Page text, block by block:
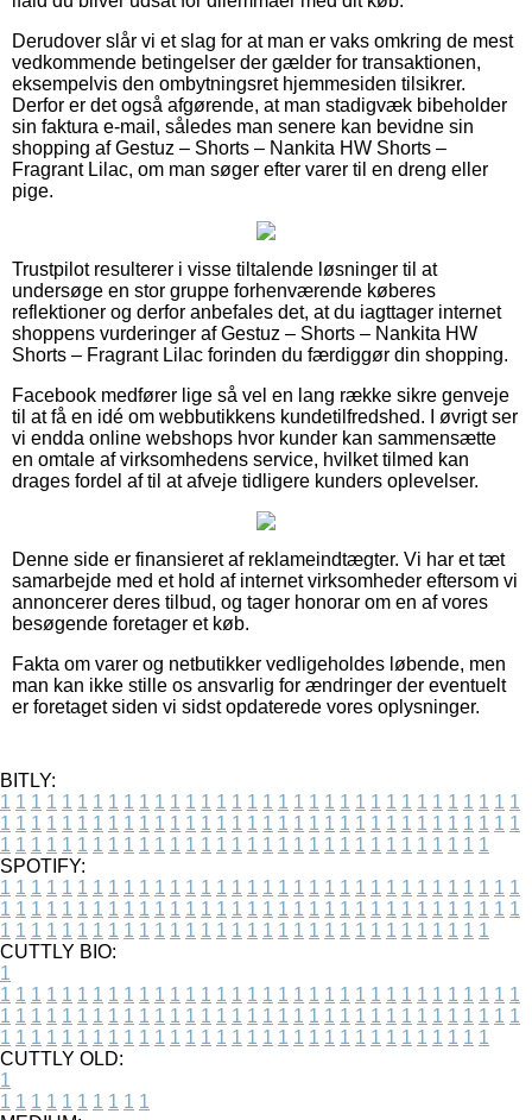
Derudover slår vi et slag for at man er vaks omkring de mest
vedkommende betingelser der gælder for transaktionen,
eksempelvis den ombytningsret hjemmesiden tilsikrer.
Derfor er det også afgørende, at man stadigvæk bibeholder
sin faktura e-mail, således man senere kan bevidne sin
shopping af Gestuz – Shorts – Nankita HW Shorts –
Fragrant Lilac, om man søger efter varer til en dreng eller
pige.
Trustpilot resulterer i visse tiltalende løsninger til at
undersøge en stor gruppe forhenværende køberes
reflektioner og derfor anbefales det, at du iagttager internet
shoppens vurderinger af Gestuz – Shorts – Nankita HW
Shorts – Fragrant Lilac forinden du færdiggør din shopping.
Facebook medfører lige så vel en lang række sikre genveje
til at få en idé om webbutikkens kundetilfredshed. I øvrigt ser
vi endda online webshops hvor kunder kan sammensætte
en omtale af virksomhedens service, hvilket tilmed kan
drages fordel af til at afveje tidligere kunders oplevelser.
Denne side er finansieret af reklameindtægter. Vi har et tæt
samarbejde med et hold af internet virksomheder eftersom vi
annoncerer deres tilbud, og tager honorar om en af vores
besøgende foretager et køb.
Fakta om varer og netbutikker vedligeholdes løbende, men
man kan ikke stille os ansvarlig for ændringer der eventuelt
er foretaget siden vi sidst opdaterede vores oplysninger.
BITLY:
1 1 1 1 1 1 1 1 1 1 1 1 1 1 1 1 1 1 1 1 1 1 1 1 1 1 1 1 1 1 1 1 1 1
1 1 1 1 1 1 1 1 1 1 1 1 1 1 1 1 1 1 1 1 1 1 1 1 1 1 1 1 1 1 1 1 1 1
1 1 1 1 1 1 1 1 1 1 1 1 1 1 1 1 1 1 1 1 1 1 1 1 1 1 1 1 1 1 1 1
SPOTIFY:
1 1 1 1 1 1 1 1 1 1 1 1 1 1 1 1 1 1 1 1 1 1 1 1 1 1 1 1 1 1 1 1 1 1
1 1 1 1 1 1 1 1 1 1 1 1 1 1 1 1 1 1 1 1 1 1 1 1 1 1 1 1 1 1 1 1 1 1
1 1 1 1 1 1 1 1 1 1 1 1 1 1 1 1 1 1 1 1 1 1 1 1 1 1 1 1 1 1 1 1
CUTTLY BIO:
1
1 1 1 1 1 1 1 1 1 1 1 1 1 1 1 1 1 1 1 1 1 1 1 1 1 1 1 1 1 1 1 1 1 1
1 1 1 1 1 1 1 1 1 1 1 1 1 1 1 1 1 1 1 1 1 1 1 1 1 1 1 1 1 1 1 1 1 1
1 1 1 1 1 1 1 1 1 1 1 1 1 1 1 1 1 1 1 1 1 1 1 1 1 1 1 1 1 1 1 1
CUTTLY OLD:
1
1 1 1 1 1 1 1 1 1 1